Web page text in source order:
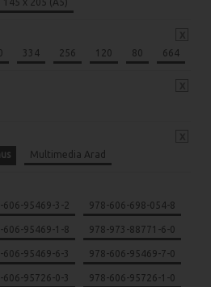
334 256 120 80 664
Multimedia Arad
606-95469-3-2 978-606-698-054-8
606-95469-1-8 978-973-88771-6-0
606-95469-6-3 978-606-95469-7-0
606-95726-0-3 978-606-95726-1-0